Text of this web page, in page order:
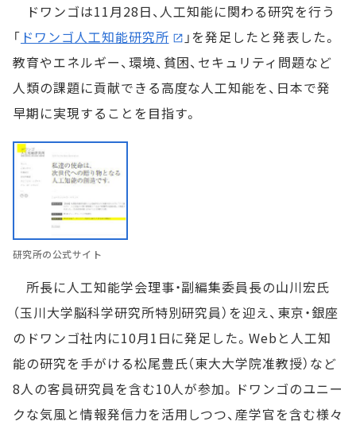
ドワンゴは11月28日、人工知能に関わる研究を行う
「 ドワンゴ人工知能研究所
」を発足したと発表した。
教育やエネルギー、環境、貧困、セキュリティ問題など
人類の課題に貢献できる高度な人工知能を、日本で発
早期に実現することを目指す。
研究所の公式サイト
所長に人工知能学会理事・副編集委員長の山川宏氏
（玉川大学脳科学研究所特別研究員）を迎え、東京・銀座
のドワンゴ社内に10月1日に発足した。Webと人工知
能の研究を手がける松尾豊氏（東大大学院准教授）など
8人の客員研究員を含む10人が参加。ドワンゴのユニー
クな気風と情報発信力を活用しつつ、産学官を含む様々